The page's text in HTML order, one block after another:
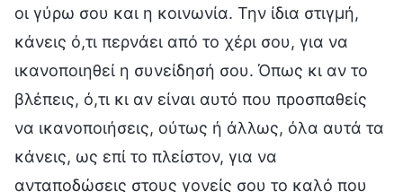
οι γύρω σου και η κοινωνία. Την ίδια στιγμή,
κάνεις ό,τι περνάει από το χέρι σου, για να
ικανοποιηθεί η συνείδησή σου. Όπως κι αν το
βλέπεις, ό,τι κι αν είναι αυτό που προσπαθείς
να ικανοποιήσεις, ούτως ή άλλως, όλα αυτά τα
κάνεις, ως επί το πλείστον, για να
ανταποδώσεις στους γονείς σου το καλό που